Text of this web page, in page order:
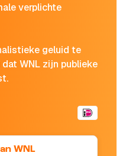
verplichte
geluid te
WNL zijn publieke
WNL